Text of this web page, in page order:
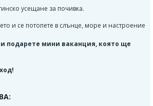
усещане за почивка.
и се потопете в слънце, море и настроение
подарете мини ваканция, която ще